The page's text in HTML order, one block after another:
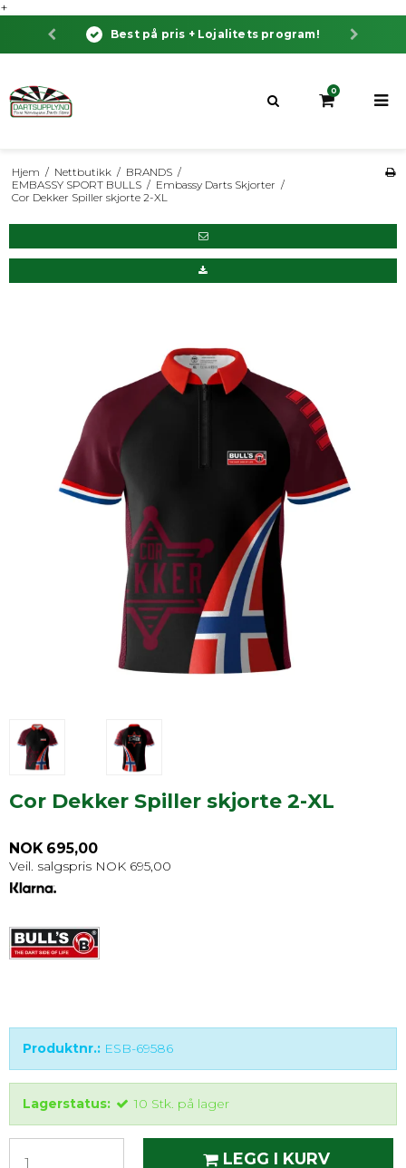
+
program! Bestill før klokken 13:00 dag til
0
Hjem / Nettbutikk / BRANDS /
EMBASSY SPORT BULLS / Embassy Darts Skjorter /
Cor Dekker Spiller skjorte 2-XL
Cor Dekker Spiller skjorte 2-XL
NOK 695,00
Veil. salgspris NOK 695,00
Produktnr.: ESB-69586
Lagerstatus: 10 Stk. på lager
LEGG I KURV